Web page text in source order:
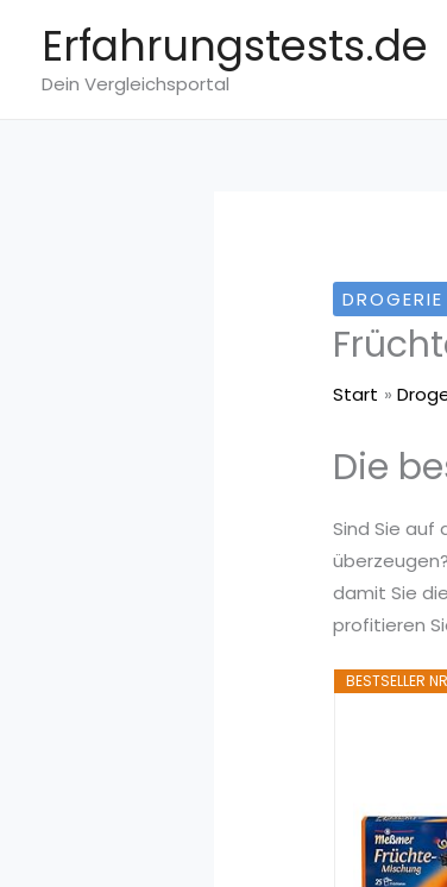
springen
Erfahrungstests.de
Dein Vergleichsportal
DROGERIE
Start
Die
Sind Sie auf
damit Sie
profitieren
BESTSELLER